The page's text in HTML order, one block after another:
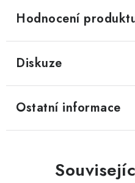
Hodnocení
Diskuze
Ostatní informace